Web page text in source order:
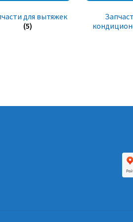
для вытяжек
(5)